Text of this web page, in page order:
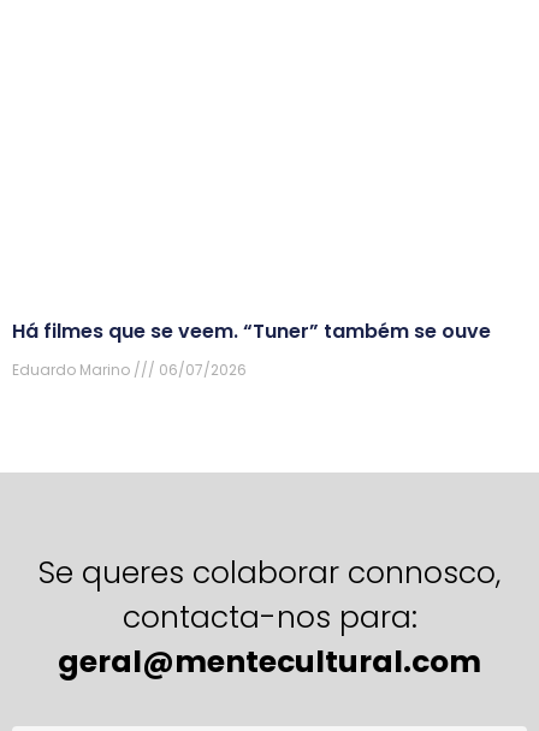
Há filmes que se veem. “Tuner” também se ouve
Eduardo Marino 06/07/2026
Se queres colaborar connosco,
contacta-nos para:
geral@mentecultural.com